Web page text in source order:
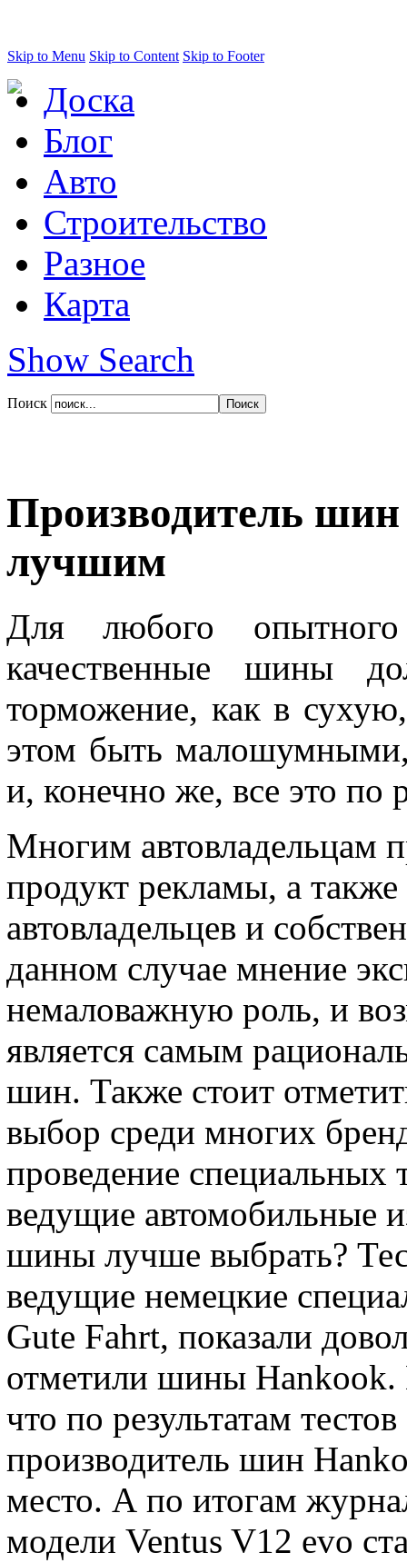
Skip to Menu Skip to Content Skip to Footer
Доска
Блог
Авто
Строительство
Разное
Карта
Show Search
Поиск
Производитель
лучшим
Для любого
качественные шины
торможение, как в
этом быть
и, конечно же, все это по
Многим автовладельцам
продукт рекламы, а
автовладельцев и
данном случае мнение
немаловажную роль, и
является самым
шин. Также стоит
выбор среди многих
проведение специальных
ведущие автомобильные
шины лучше выбрать?
ведущие немецкие
Gute Fahrt, показали
отметили шины Hankook.
что по результатам
производитель шин
место. А по итогам
модели Ventus V12 evo